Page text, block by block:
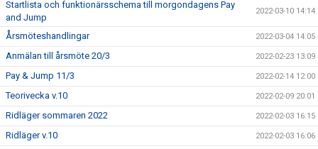
Startlista och funktionärsschema till morgondagens Pay
and Jump
2022-03-10 14:14
Årsmöteshandlingar 2022-03-04 14:05
Anmälan till årsmöte 20/3 2022-02-23 13:09
Pay & Jump 11/3 2022-02-14 12:00
Teorivecka v.10 2022-02-09 20:01
Ridläger sommaren 2022 2022-02-03 16:15
Ridläger v.10 2022-02-03 16:06